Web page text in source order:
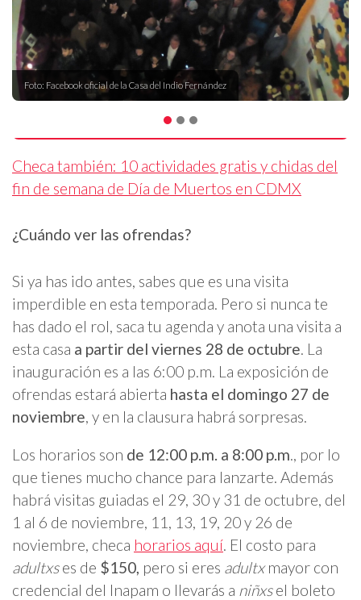
Foto: Facebook oficial de la Casa del Indio Fernández
Checa también: 10 actividades gratis y chidas del
fin de semana de Día de Muertos en CDMX
¿Cuándo ver las ofrendas?
Si ya has ido antes, sabes que es una visita
imperdible en esta temporada. Pero si nunca te
has dado el rol, saca tu agenda y anota una visita a
esta casa a partir del viernes 28 de octubre . La
inauguración es a las 6:00 p.m. La exposición de
ofrendas estará abierta hasta el domingo 27 de
noviembre , y en la clausura habrá sorpresas.
Los horarios son de 12:00 p.m. a 8:00 p.m., por lo
que tienes mucho chance para lanzarte. Además
habrá visitas guiadas el 29, 30 y 31 de octubre, del
1 al 6 de noviembre, 11, 13, 19, 20 y 26 de
noviembre, checa horarios aquí. El costo para
adultxses de $150, pero si eres adultxmayor con
credencial del Inapam o llevarás a niñxsel boleto